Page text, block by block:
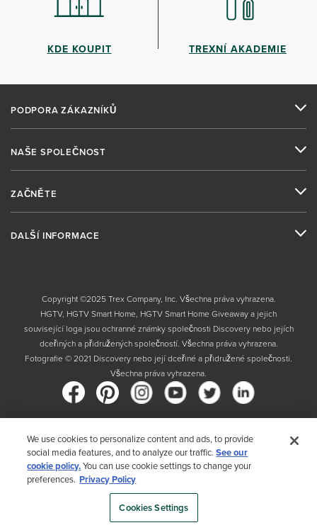
KDE KOUPIT TREXNÍ AKADEMIE
PODPORA ZÁKAZNÍKŮ
NAŠE SPOLEČNOST
ZAČNĚTE
DALŠÍ INFORMACE
Copyright ©2025 Trex Company, Inc. Všechna práva vyhrazena.
HGTV, HGTV Smart Home, HGTV Smart Home Giveaway a jejich
související loga jsou ochranné známky společnosti Discovery nebo jejích
dceřiných a přidružených společností. Všechna práva vyhrazena.
Fotografie © 2021 Discovery nebo její dceřiné a přidružené společnosti.
Všechna práva vyhrazena.
Země
Výběrem své země potvrzujete, že jste si přečetli zásady ochrany
osobních údajů společnosti Trex
We use cookies to personalize content and ads, to provide
social media features, and to analyze our traffic.See our
cookie policy.You can use cookie settings to change your
preferences. Privacy Policy
Cookies Settings